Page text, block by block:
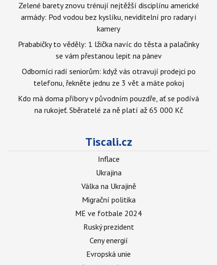
Zelené barety znovu trénují nejtěžší disciplínu americké
armády: Pod vodou bez kyslíku, neviditelní pro radary i
kamery
Prababičky to věděly: 1 lžička navíc do těsta a palačinky
se vám přestanou lepit na pánev
Odborníci radí seniorům: když vás otravují prodejci po
telefonu, řekněte jednu ze 3 vět a máte pokoj
Kdo má doma příbory v původním pouzdře, ať se podívá
na rukojeť. Sběratelé za ně platí až 65 000 Kč
Tiscali.cz
Inflace
Ukrajina
Válka na Ukrajině
Migrační politika
ME ve fotbale 2024
Ruský prezident
Ceny energií
Evropská unie